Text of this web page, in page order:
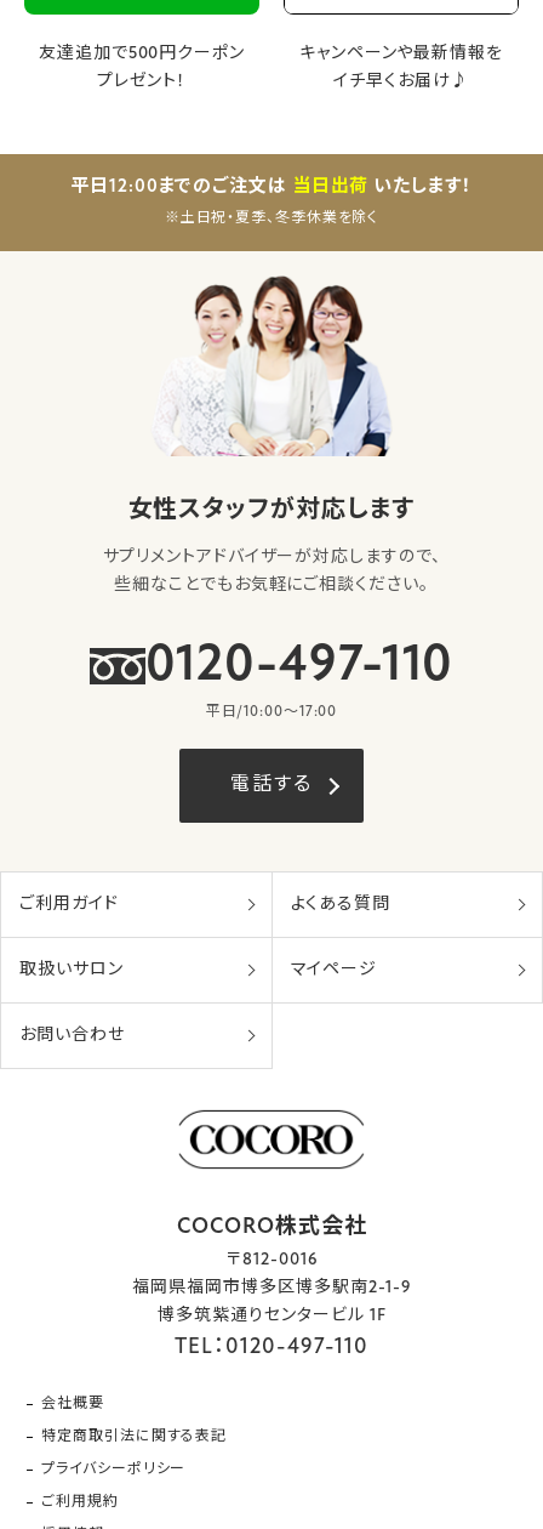
友達追加で500円クーポン
プレゼント！
キャンペーンや最新情報を
イチ早くお届け♪
平日12:00までのご注文は 当日出荷 いたします！
※土日祝・夏季、冬季休業を除く
女性スタッフが対応します
サプリメントアドバイザーが対応しますので、
些細なことでもお気軽にご相談ください。
0120-497-110
平日/10:00〜17:00
電話する
ご利用ガイド よくある質問
取扱いサロン マイページ
お問い合わせ
COCORO株式会社
〒812-0016
福岡県福岡市博多区博多駅南2-1-9
博多筑紫通りセンタービル 1F
TEL：0120-497-110
会社概要
特定商取引法に関する表記
プライバシーポリシー
ご利用規約